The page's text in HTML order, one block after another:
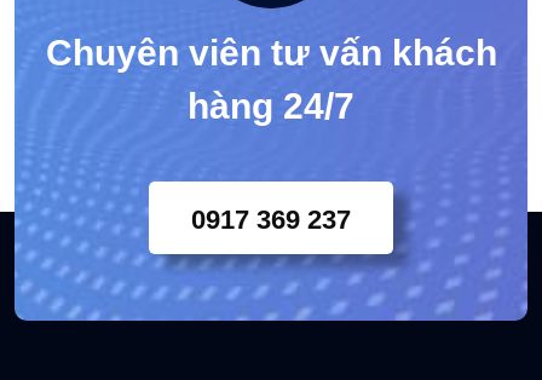
Chuyên viên tư vấn khách
hàng 24/7